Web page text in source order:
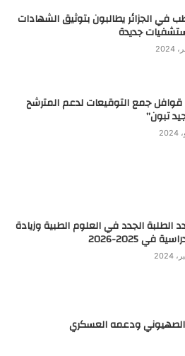
في الجزائر يطالبون بتوثيق الشهادات
جديدة
قوافل جمع التوقيعات لدعم المترشح
تبون”
الطلبة الجدد في العلوم الطبية وزيادة
في 2025-2026
الصهيوني ودعمه العسكري